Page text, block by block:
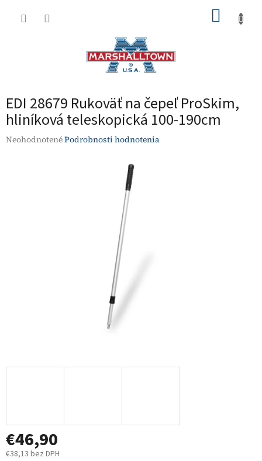
EDI 28679 Rukoväť na čepeľ ProSkim,
hliníková teleskopická 100-190cm
Priemerné
NeohodnotenéPodrobnosti hodnotenia
€46,90
€38,13 bez DPH